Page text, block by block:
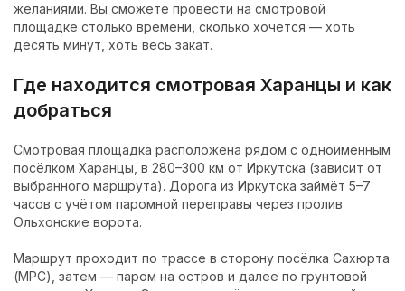
желаниями. Вы сможете провести на смотровой
площадке столько времени, сколько хочется — хоть
десять минут, хоть весь закат.
Где находится смотровая Харанцы и как
добраться
Смотровая площадка расположена рядом с одноимённым
посёлком Харанцы, в 280–300 км от Иркутска (зависит от
выбранного маршрута). Дорога из Иркутска займёт 5–7
часов с учётом паромной переправы через пролив
Ольхонские ворота.
Маршрут проходит по трассе в сторону посёлка Сахюрта
(МРС), затем — паром на остров и далее по грунтовой